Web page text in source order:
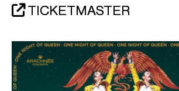
TICKETMASTER